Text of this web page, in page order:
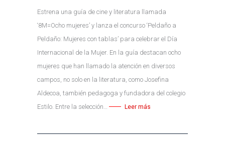
Estrena una guía de cine y literatura llamada
‘8M=Ocho mujeres’ y lanza el concurso ‘Peldaño a
Peldaño: Mujeres con tablas’ para celebrar el Día
Internacional de la Mujer. En la guía destacan ocho
mujeres que han llamado la atención en diversos
campos, no solo en la literatura, como Josefina
Aldecoa, también pedagoga y fundadora del colegio
Estilo. Entre la selección…
Leer más